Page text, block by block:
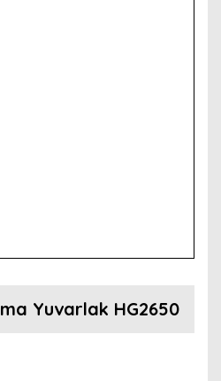
Yuvarlak HG2650